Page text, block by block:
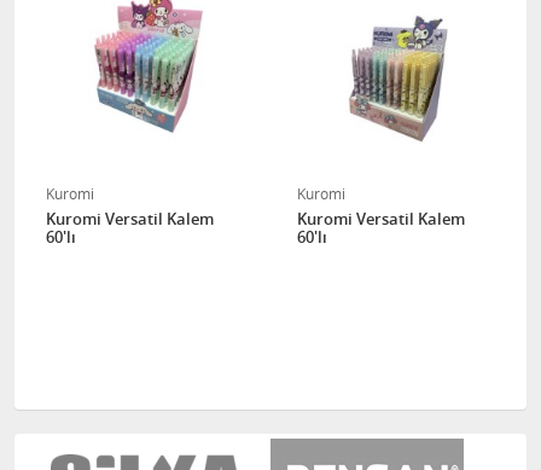
Kuromi
Kuromi Versatil Kalem
60'lı
Kuromi
Kuromi Versatil Kalem
60'lı